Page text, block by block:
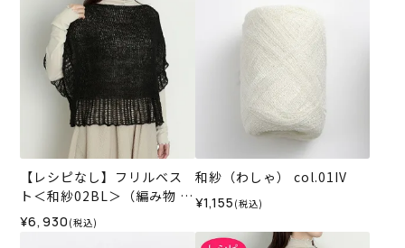
【レシピなし】フリルベス
ト＜和紗02BL＞（編み物 材
料セット）
¥6,930 (税込)
和紗（わしゃ） col.01IV
¥1,155 (税込)